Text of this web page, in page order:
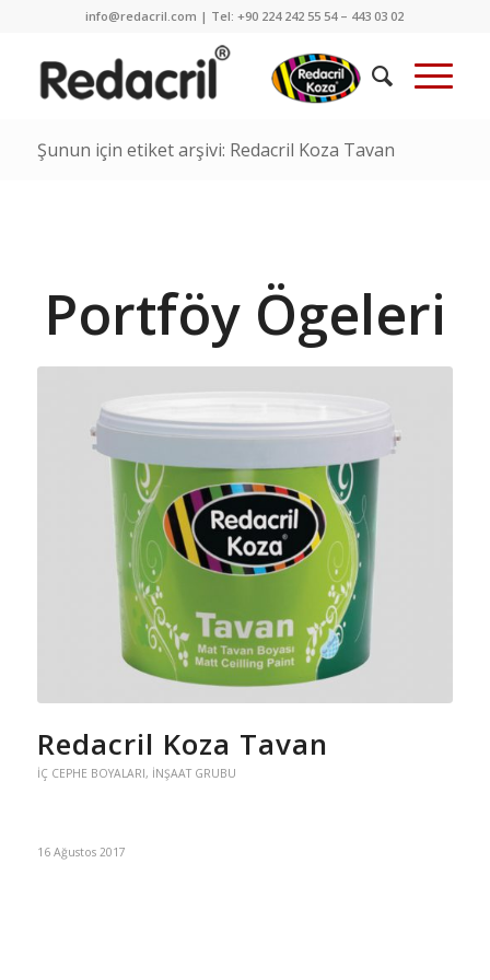
info@redacril.com | Tel: +90 224 242 55 54 – 443 03 02
Şunun için etiket arşivi: Redacril Koza Tavan
Portföy Ögeleri
Redacril Koza Tavan
İÇ CEPHE BOYALARI, İNŞAAT GRUBU
16 Ağustos 2017